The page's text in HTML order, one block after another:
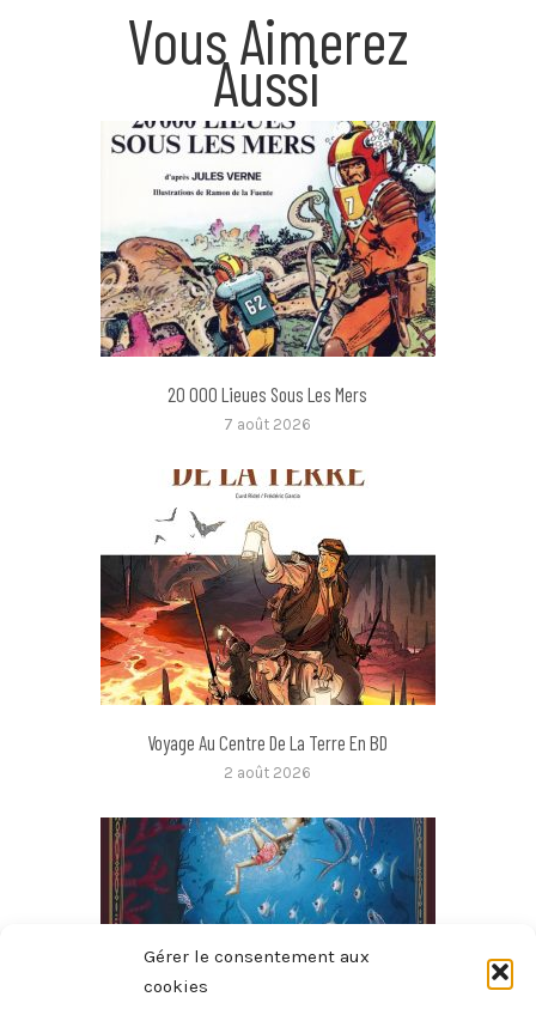
Gérer le consentement aux
cookies
Vous Aimerez
Aussi
20 000 Lieues Sous Les Mers
7 août 2026
Voyage Au Centre De La Terre En BD
2 août 2026